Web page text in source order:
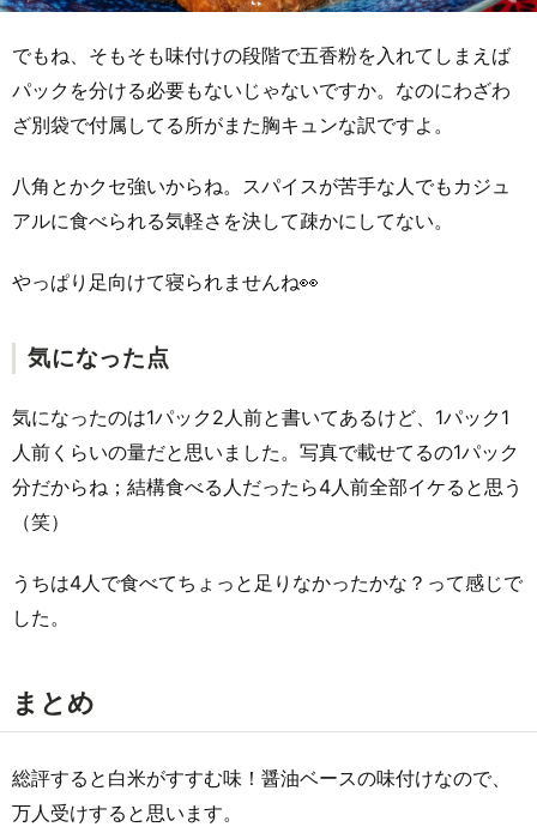
でもね、そもそも味付けの段階で五香粉を入れてしまえば
パックを分ける必要もないじゃないですか。なのにわざわ
ざ別袋で付属してる所がまた胸キュンな訳ですよ。
八角とかクセ強いからね。スパイスが苦手な人でもカジュ
アルに食べられる気軽さを決して疎かにしてない。
やっぱり足向けて寝られませんね👀
気になった点
気になったのは1パック2人前と書いてあるけど、1パック1
人前くらいの量だと思いました。写真で載せてるの1パック
分だからね；結構食べる人だったら4人前全部イケると思う
（笑）
うちは4人で食べてちょっと足りなかったかな？って感じで
した。
まとめ
総評すると白米がすすむ味！醤油ベースの味付けなので、
万人受けすると思います。